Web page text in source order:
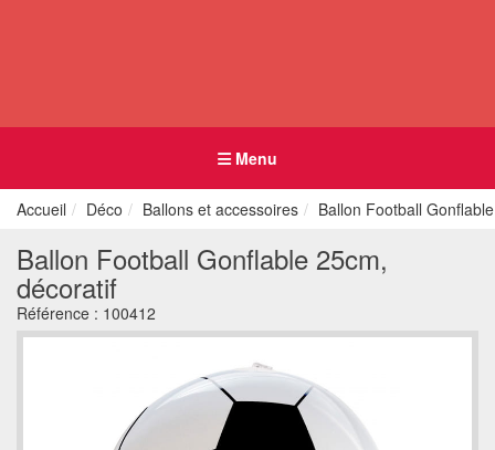
Menu
Accueil Déco Ballons et accessoires Ballon Football
Ballon Football Gonflable 25cm,
décoratif
Référence : 100412